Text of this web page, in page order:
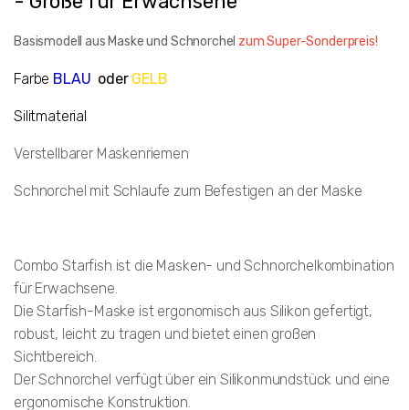
Basismodell aus Maske und Schnorchel zum Super-Sonderpreis!
Farbe BLAU oder GELB
Silitmaterial
Verstellbarer Maskenriemen
Schnorchel mit Schlaufe zum Befestigen an der Maske
Combo Starfish ist die Masken- und Schnorchelkombination
für Erwachsene.
Die Starfish-Maske ist ergonomisch aus Silikon gefertigt,
robust, leicht zu tragen und bietet einen großen
Sichtbereich.
Der Schnorchel verfügt über ein Silikonmundstück und eine
ergonomische Konstruktion.